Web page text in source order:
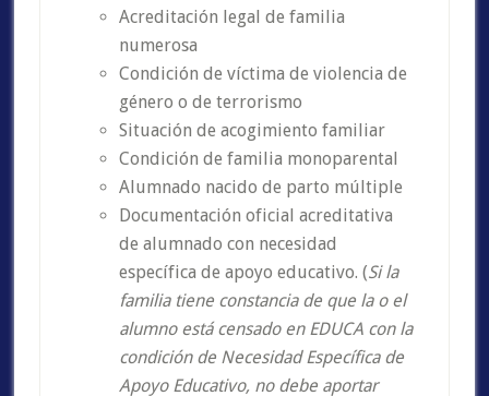
Acreditación legal de familia
numerosa
Condición de víctima de violencia de
género o de terrorismo
Situación de acogimiento familiar
Condición de familia monoparental
Alumnado nacido de parto múltiple
Documentación oficial acreditativa
de alumnado con necesidad
específica de apoyo educativo. (Si la
familia tiene constancia de que la o el
alumno está censado en EDUCA con la
condición de Necesidad Específica de
Apoyo Educativo, no debe aportar